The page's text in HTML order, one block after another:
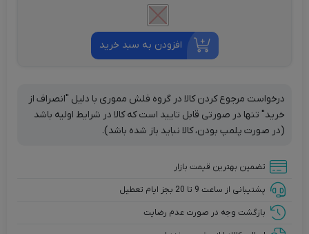
افزودن به سبد خرید
درخواست مرجوع کردن کالا در گروه فلش مموری با دلیل "انصراف از
خرید" تنها در صورتی قابل تایید است که کالا در شرایط اولیه باشد
(در صورت پلمپ بودن، کالا نباید باز شده باشد).
تضمین بهترین قیمت بازار
پشتیبانی از ساعت 9 تا 20 بجز ایام تعطیل
بازگشت وجه در صورت عدم رضایت